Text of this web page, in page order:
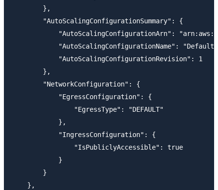
        },
        "AutoScalingConfigurationSummary": {
"AutoScalingConfigurationArn":
"AutoScalingConfigurationName":
            "AutoScalingConfigurationRevision": 1
        },
        "NetworkConfiguration": {
            "EgressConfiguration": {
                "EgressType": "DEFAULT"
            },
            "IngressConfiguration": {
                "IsPubliclyAccessible": true
            }
        }
    },